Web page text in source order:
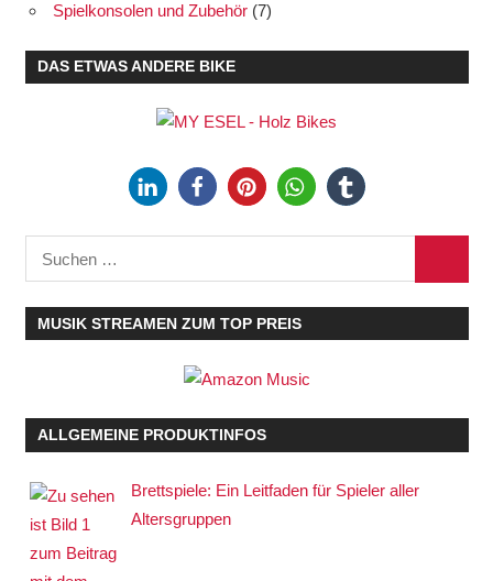
Spielkonsolen und Zubehör (7)
DAS ETWAS ANDERE BIKE
Suchen
nach:
MUSIK STREAMEN ZUM TOP PREIS
ALLGEMEINE PRODUKTINFOS
Brettspiele: Ein Leitfaden für Spieler aller
Altersgruppen